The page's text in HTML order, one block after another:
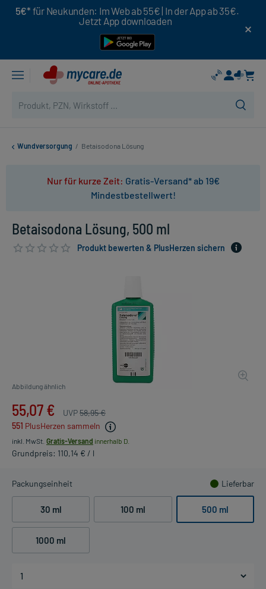
5€* für Neukunden: Im Web ab 55€ | In der App ab 35€.
Jetzt App downloaden
Wundversorgung / Betaisodona Lösung
Nur für kurze Zeit: Gratis-Versand* ab 19€
Mindestbestellwert!
Betaisodona Lösung, 500 ml
Produkt bewerten & PlusHerzen sichern
Abbildung ähnlich
55,07 € UVP58,95 €
551 PlusHerzen sammeln
inkl. MwSt. Gratis-Versand innerhalb D.
Grundpreis: 110,14 € / l
Packungseinheit Lieferbar
30 ml 100 ml 500 ml
1000 ml